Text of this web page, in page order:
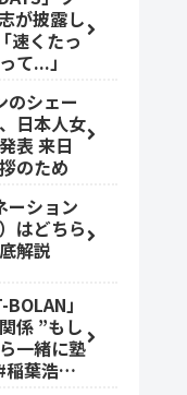
が披露し
速くたっ
て...」
のシェー
日本人女
表 来日
のため
ーション
はどちら
解説
」
係 ”もし
一緒に塾
稲葉浩志